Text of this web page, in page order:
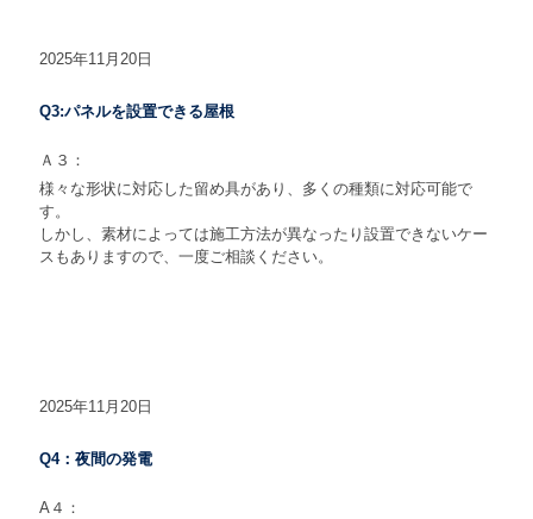
2025年11月20日
Q3:パネルを設置できる屋根
Ａ３：
様々な形状に対応した留め具があり、多くの種類に対応可能で
す。
しかし、素材によっては施工方法が異なったり設置できないケー
スもありますので、一度ご相談ください。
2025年11月20日
Q4：夜間の発電
A４：